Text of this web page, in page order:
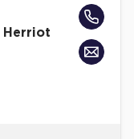
Herriot